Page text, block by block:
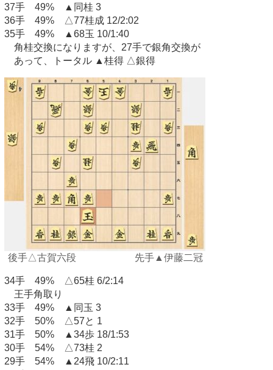
37手 49% ▲同桂 3
36手 49% △77桂成 12/2:02
35手 49% ▲68玉 10/1:40
角桂交換になりますが、27手で銀角交換が
あって、トータル ▲桂得 △銀得
後手△古賀六段 先手▲伊藤二冠
34手 49% △65桂 6/2:14
王手角取り
33手 49% ▲同玉 3
32手 50% △57と 1
31手 50% ▲34歩 18/1:53
30手 54% △73桂 2
29手 54% ▲24飛 10/2:11